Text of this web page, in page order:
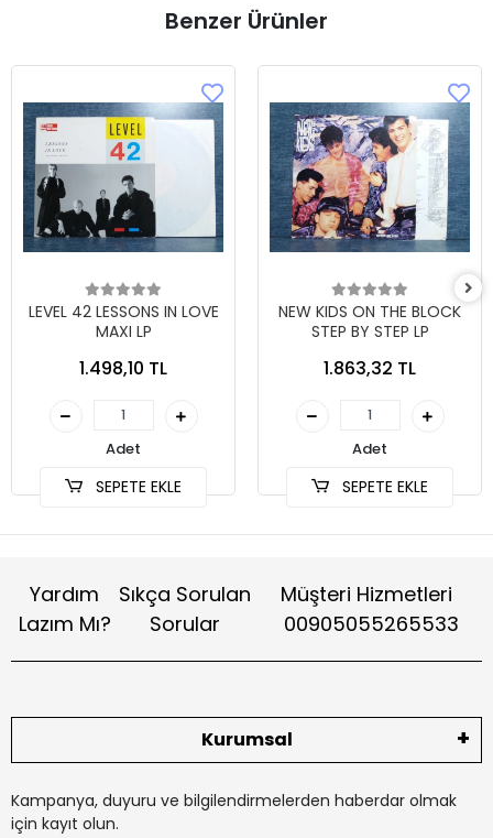
Benzer Ürünler
LEVEL 42 LESSONS IN LOVE
MAXI LP
1.498,10 TL
Adet
SEPETE EKLE
NEW KIDS ON THE BLOCK
STEP BY STEP LP
1.863,32 TL
Adet
SEPETE EKLE
Yardım
Lazım Mı?
Sıkça Sorulan
Sorular
Müşteri Hizmetleri
00905055265533
Kurumsal
Kampanya, duyuru ve bilgilendirmelerden haberdar olmak
için kayıt olun.